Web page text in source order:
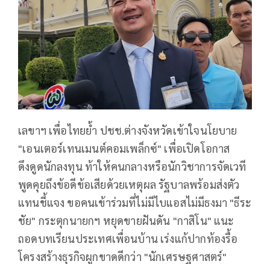
เลขาฯ เพื่อไทยย้ำ ปชช.ต่างจังหวัดเข้าใจนโยบาย
"เอนเตอร์เทนเมนต์คอมเพล็กซ์" เพื่อเปิดโอกาส
ดึงดูดนักลงทุน ท้าให้คนกลางหรือนักวิชาการจัดเวที
พูดคุยถึงข้อดีข้อเสียด้วยเหตุผล รัฐบาลพร้อมส่งตัว
แทนชี้แจง ขอคนเข้าร่วมที่ไม่มีไบแอสไม่มีธงมา "ธีระ
ชัย" กระตุกนายกฯ หยุดขายฝันดัน "กาสิโน" แนะ
ถอดบทเรียนประเทศเพื่อนบ้าน เร่งแก้ปากท้องรื้อ
โครงสร้างธุรกิจผูกขาดดีกว่า "นักเศรษฐศาสตร์"